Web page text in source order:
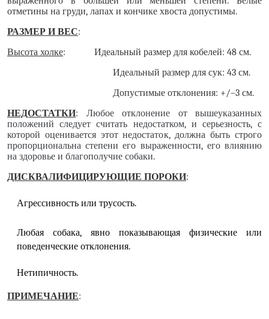
отметины на груди, лапах и кончике хвоста допустимы.
РАЗМЕР И ВЕС:
Высота холке: Идеальный размер для кобелей: 48 см.
Идеальный размер для сук: 43 см.
Допустимые отклонения: +/–3 см.
НЕДОСТАТКИ: Любое отклонение от вышеуказанных
положений следует считать недостатком, и серьезность, с
которой оценивается этот недостаток, должна быть строго
пропорциональна степени его выраженности, его влиянию
на здоровье и благополучие собаки.
ДИСКВАЛИФИЦИРУЮЩИЕ ПОРОКИ:
Агрессивность или трусость.
Любая собака, явно показывающая физические или
поведенческие отклонения.
Нетипичность.
ПРИМЕЧАНИЕ: